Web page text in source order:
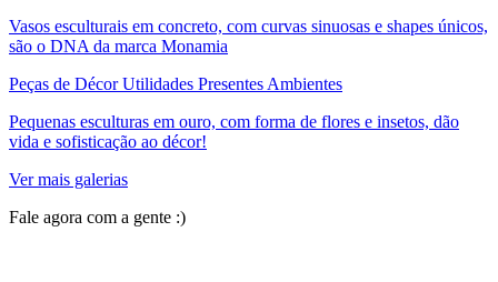
Vasos esculturais em concreto, com curvas sinuosas e shapes únicos,
são o DNA da marca Monamia
Peças de Décor Utilidades Presentes Ambientes
Pequenas esculturas em ouro, com forma de flores e insetos, dão
vida e sofisticação ao décor!
Ver mais galerias
Fale agora com a gente :)